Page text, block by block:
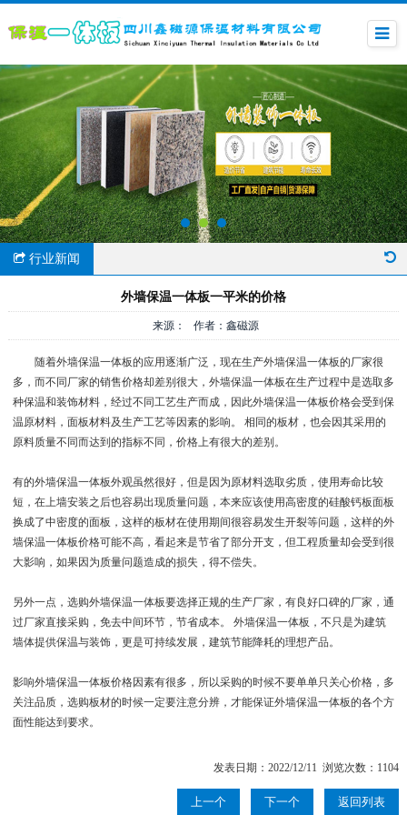
行业新闻
外墙保温一体板一平米的价格
来源： 作者：鑫磁源
随着外墙保温一体板的应用逐渐广泛，现在生产外墙保温一体板的厂家很
多，而不同厂家的销售价格却差别很大，外墙保温一体板在生产过程中是选取多
种保温和装饰材料，经过不同工艺生产而成，因此外墙保温一体板价格会受到保
温原材料，面板材料及生产工艺等因素的影响。 相同的板材，也会因其采用的
原料质量不同而达到的指标不同，价格上有很大的差别。
有的外墙保温一体板外观虽然很好，但是因为原材料选取劣质，使用寿命比较
短，在上墙安装之后也容易出现质量问题，本来应该使用高密度的硅酸钙板面板
换成了中密度的面板，这样的板材在使用期间很容易发生开裂等问题，这样的外
墙保温一体板价格可能不高，看起来是节省了部分开支，但工程质量却会受到很
大影响，如果因为质量问题造成的损失，得不偿失。
另外一点，选购外墙保温一体板要选择正规的生产厂家，有良好口碑的厂家，通
过厂家直接采购，免去中间环节，节省成本。 外墙保温一体板，不只是为建筑
墙体提供保温与装饰，更是可持续发展，建筑节能降耗的理想产品。
影响外墙保温一体板价格因素有很多，所以采购的时候不要单单只关心价格，多
关注品质，选购板材的时候一定要注意分辨，才能保证外墙保温一体板的各个方
面性能达到要求。
发表日期：2022/12/11 浏览次数：1104
上一个 下一个 返回列表